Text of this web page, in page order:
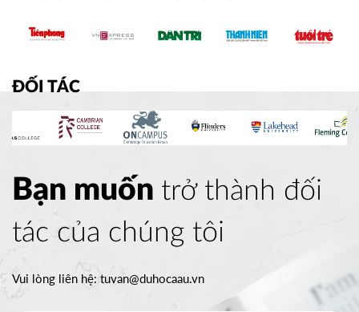
ĐỐI TÁC
Bạn muốn trở thành đối
tác của chúng tôi
Vui lòng liên hệ:tuvan@duhocaau.vn